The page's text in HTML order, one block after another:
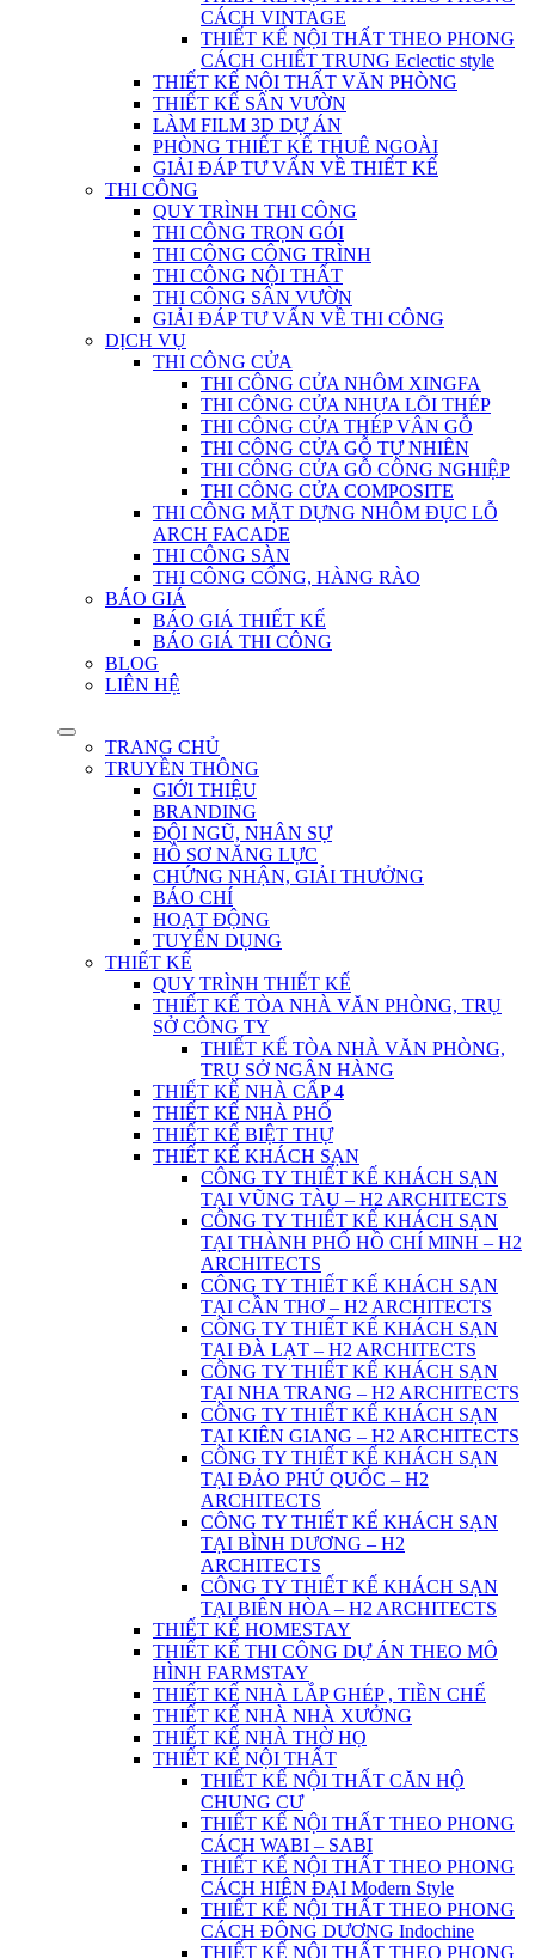
CÁCH VINTAGE
THIẾT KẾ NỘI THẤT THEO PHONG
CÁCH CHIẾT TRUNG Eclectic style
THIẾT KẾ NỘI THẤT VĂN PHÒNG
THIẾT KẾ SÂN VƯỜN
LÀM FILM 3D DỰ ÁN
PHÒNG THIẾT KẾ THUÊ NGOÀI
GIẢI ĐÁP TƯ VẤN VỀ THIẾT KẾ
THI CÔNG
QUY TRÌNH THI CÔNG
THI CÔNG TRỌN GÓI
THI CÔNG CÔNG TRÌNH
THI CÔNG NỘI THẤT
THI CÔNG SÂN VƯỜN
GIẢI ĐÁP TƯ VẤN VỀ THI CÔNG
DỊCH VỤ
THI CÔNG CỬA
THI CÔNG CỬA NHÔM XINGFA
THI CÔNG CỬA NHỰA LÕI THÉP
THI CÔNG CỬA THÉP VÂN GỖ
THI CÔNG CỬA GỖ TỰ NHIÊN
THI CÔNG CỬA GỖ CÔNG NGHIỆP
THI CÔNG CỬA COMPOSITE
THI CÔNG MẶT DỰNG NHÔM ĐỤC LỖ
ARCH FACADE
THI CÔNG SÀN
THI CÔNG CỔNG, HÀNG RÀO
BÁO GIÁ
BÁO GIÁ THIẾT KẾ
BÁO GIÁ THI CÔNG
BLOG
LIÊN HỆ
TRANG CHỦ
TRUYỀN THÔNG
GIỚI THIỆU
BRANDING
ĐỘI NGŨ, NHÂN SỰ
HỒ SƠ NĂNG LỰC
CHỨNG NHẬN, GIẢI THƯỞNG
BÁO CHÍ
HOẠT ĐỘNG
TUYỂN DỤNG
THIẾT KẾ
QUY TRÌNH THIẾT KẾ
THIẾT KẾ TÒA NHÀ VĂN PHÒNG, TRỤ
SỞ CÔNG TY
THIẾT KẾ TÒA NHÀ VĂN PHÒNG,
TRỤ SỞ NGÂN HÀNG
THIẾT KẾ NHÀ CẤP 4
THIẾT KẾ NHÀ PHỐ
THIẾT KẾ BIỆT THỰ
THIẾT KẾ KHÁCH SẠN
CÔNG TY THIẾT KẾ KHÁCH SẠN
TẠI VŨNG TÀU – H2 ARCHITECTS
CÔNG TY THIẾT KẾ KHÁCH SẠN
TẠI THÀNH PHỐ HỒ CHÍ MINH – H2
ARCHITECTS
CÔNG TY THIẾT KẾ KHÁCH SẠN
TẠI CẦN THƠ – H2 ARCHITECTS
CÔNG TY THIẾT KẾ KHÁCH SẠN
TẠI ĐÀ LẠT – H2 ARCHITECTS
CÔNG TY THIẾT KẾ KHÁCH SẠN
TẠI NHA TRANG – H2 ARCHITECTS
CÔNG TY THIẾT KẾ KHÁCH SẠN
TẠI KIÊN GIANG – H2 ARCHITECTS
CÔNG TY THIẾT KẾ KHÁCH SẠN
TẠI ĐẢO PHÚ QUỐC – H2
ARCHITECTS
CÔNG TY THIẾT KẾ KHÁCH SẠN
TẠI BÌNH DƯƠNG – H2
ARCHITECTS
CÔNG TY THIẾT KẾ KHÁCH SẠN
TẠI BIÊN HÒA – H2 ARCHITECTS
THIẾT KẾ HOMESTAY
THIẾT KẾ THI CÔNG DỰ ÁN THEO MÔ
HÌNH FARMSTAY
THIẾT KẾ NHÀ LẮP GHÉP , TIỀN CHẾ
THIẾT KẾ NHÀ NHÀ XƯỞNG
THIẾT KẾ NHÀ THỜ HỌ
THIẾT KẾ NỘI THẤT
THIẾT KẾ NỘI THẤT CĂN HỘ
CHUNG CƯ
THIẾT KẾ NỘI THẤT THEO PHONG
CÁCH WABI – SABI
THIẾT KẾ NỘI THẤT THEO PHONG
CÁCH HIỆN ĐẠI Modern Style
THIẾT KẾ NỘI THẤT THEO PHONG
CÁCH ĐÔNG DƯƠNG Indochine
THIẾT KẾ NỘI THẤT THEO PHONG